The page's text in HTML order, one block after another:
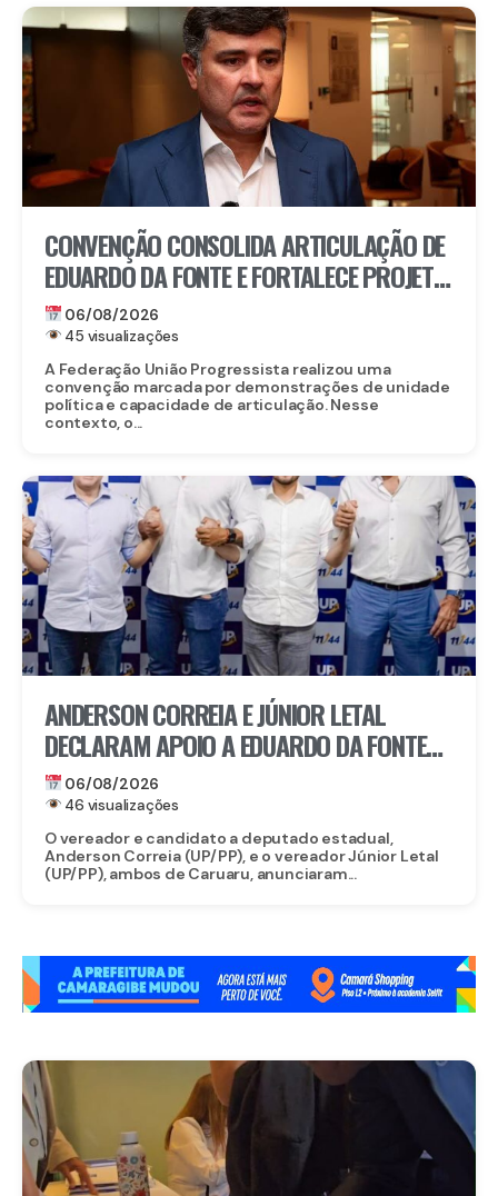
CONVENÇÃO CONSOLIDA ARTICULAÇÃO DE
EDUARDO DA FONTE E FORTALECE PROJETO
PARA O SENADO
06/08/2026
45 visualizações
A Federação União Progressista realizou uma
convenção marcada por demonstrações de unidade
política e capacidade de articulação. Nesse
contexto, o...
ANDERSON CORREIA E JÚNIOR LETAL
DECLARAM APOIO A EDUARDO DA FONTE
PARA O SENADO E LULA DA FONTE PARA
DEPUTADO FEDERAL
06/08/2026
46 visualizações
O vereador e candidato a deputado estadual,
Anderson Correia (UP/PP), e o vereador Júnior Letal
(UP/PP), ambos de Caruaru, anunciaram...